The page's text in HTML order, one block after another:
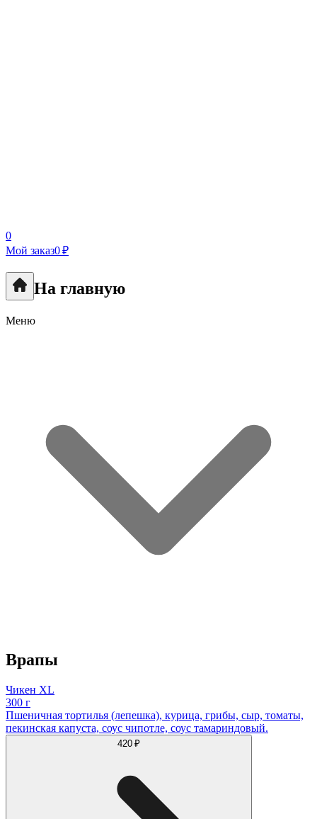
0
Мой заказ0 ₽
На главную
Меню
Врапы
Чикен XL
300 г
Пшеничная тортилья (лепешка), курица, грибы, сыр, томаты,
пекинская капуста, соус чипотле, соус тамариндовый.
420 ₽